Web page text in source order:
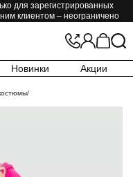
для зарегистрированных
клиентом – неограничено
Новинки Акции
/